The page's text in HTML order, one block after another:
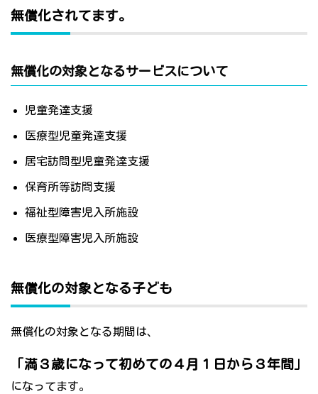
無償化されてます。
無償化の対象となるサービスについて
児童発達支援
医療型児童発達支援
居宅訪問型児童発達支援
保育所等訪問支援
福祉型障害児入所施設
医療型障害児入所施設
無償化の対象となる子ども
無償化の対象となる期間は、
「満３歳になって初めての４月１日から３年間」
になってます。